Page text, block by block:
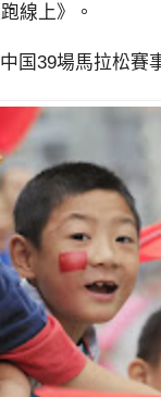
線上》。
39場馬拉松賽